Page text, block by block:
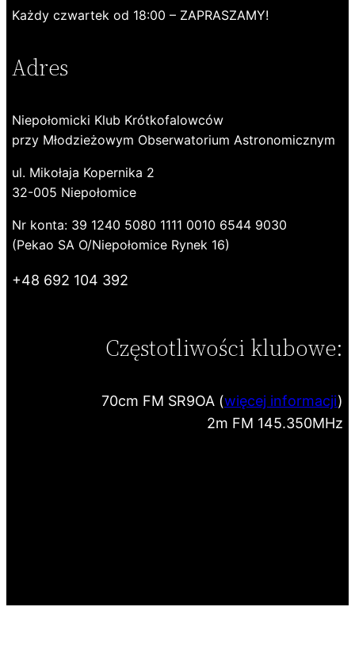
Każdy czwartek od 18:00 – ZAPRASZAMY!
Adres
Niepołomicki Klub Krótkofalowców
przy Młodzieżowym Obserwatorium Astronomicznym
ul. Mikołaja Kopernika 2
32-005 Niepołomice
Nr konta: 39 1240 5080 1111 0010 6544 9030
(Pekao SA O/Niepołomice Rynek 16)
+48 692 104 392
Częstotliwości klubowe:
70cm FM SR9OA (więcej informacji)
2m FM 145.350MHz